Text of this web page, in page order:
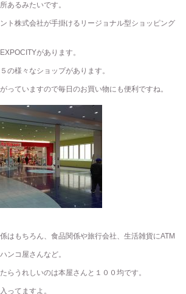
あるみたいです。
ト株式会社が手掛けるリージョナル型ショッピング
があります。
の様々なショップがあります。
っていますので毎日のお買い物にも便利ですね。
はもちろん、食品関係や旅行会社、生活雑貨にATM
ンコ屋さんなど。
らうれしいのは本屋さんと１００均です。
ってますよ。